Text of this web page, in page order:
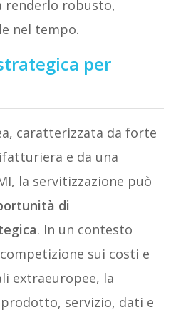
renderlo robusto,
nel tempo.
per
caratterizzata da forte
e da una
la servitizzazione può
di
. In un contesto
sui costi e
extraeuropee, la
servizio, dati e